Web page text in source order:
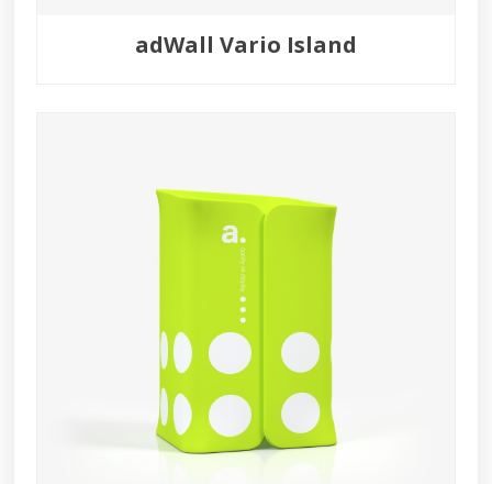
adWall Vario Island